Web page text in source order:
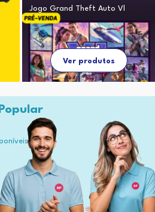
Jogo Grand Theft Auto Vl
Ver produtos